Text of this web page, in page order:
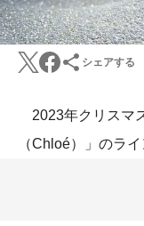
シェアする
2023年クリスマ
（Chloé）」のラ